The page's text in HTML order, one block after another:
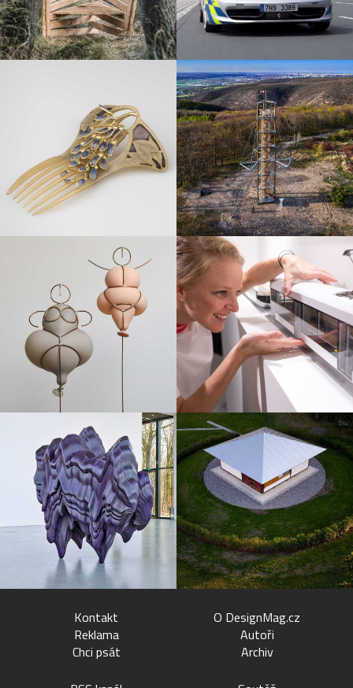
Kontakt
Reklama
Chci psát
O DesignMag.cz
Autoři
Archiv